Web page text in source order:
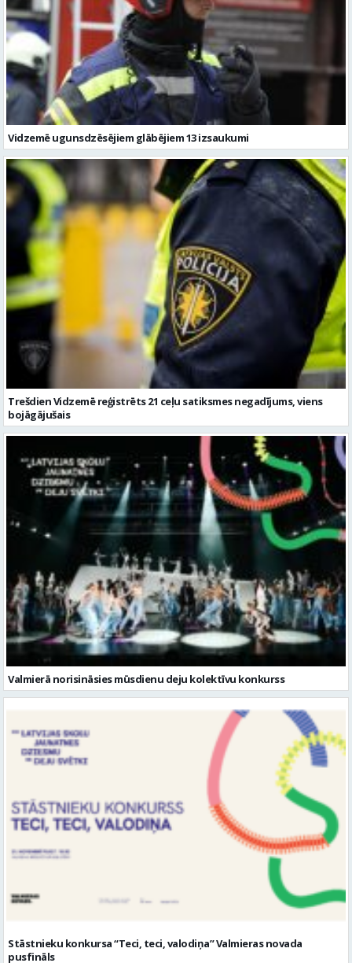
Vidzemē ugunsdzēsējiem glābējiem 13 izsaukumi
Trešdien Vidzemē reģistrēts 21 ceļu satiksmes negadījums, viens
bojāgājušais
Valmierā norisināsies mūsdienu deju kolektīvu konkurss
Stāstnieku konkursa “Teci, teci, valodiņa” Valmieras novada
pusfināls